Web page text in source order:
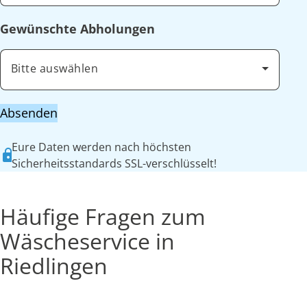
Gewünschte Abholungen
Bitte auswählen
Absenden
Eure Daten werden nach höchsten
Sicherheitsstandards SSL-verschlüsselt!
Häufige Fragen zum
Wäscheservice in
Riedlingen